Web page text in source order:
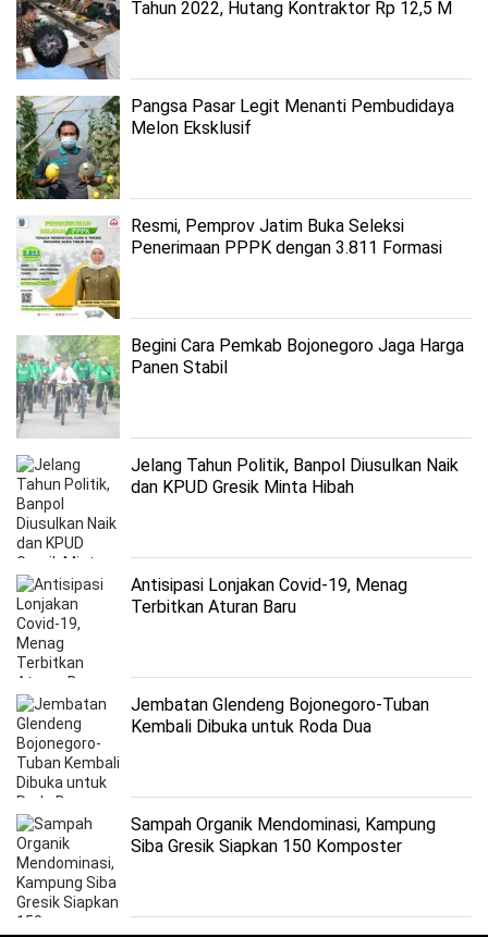
Tahun 2022, Hutang Kontraktor Rp 12,5 M
Pangsa Pasar Legit Menanti Pembudidaya
Melon Eksklusif
Resmi, Pemprov Jatim Buka Seleksi
Penerimaan PPPK dengan 3.811 Formasi
Begini Cara Pemkab Bojonegoro Jaga Harga
Panen Stabil
Jelang Tahun Politik, Banpol Diusulkan Naik
dan KPUD Gresik Minta Hibah
Antisipasi Lonjakan Covid-19, Menag
Terbitkan Aturan Baru
Jembatan Glendeng Bojonegoro-Tuban
Kembali Dibuka untuk Roda Dua
Sampah Organik Mendominasi, Kampung
Siba Gresik Siapkan 150 Komposter